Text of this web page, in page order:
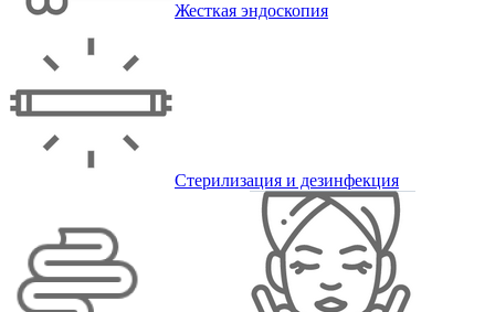
Жесткая эндоскопия
Стерилизация и дезинфекция